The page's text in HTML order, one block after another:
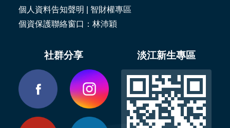
個人資料告知聲明
智財權專區
個資保護聯絡窗口：林沛穎
社群分享 淡江新生專區